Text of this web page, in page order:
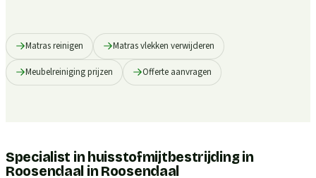
Matras reinigen Matras vlekken verwijderen
Meubelreiniging prijzen Offerte aanvragen
Specialist in huisstofmijtbestrijding in
Roosendaal inRoosendaal